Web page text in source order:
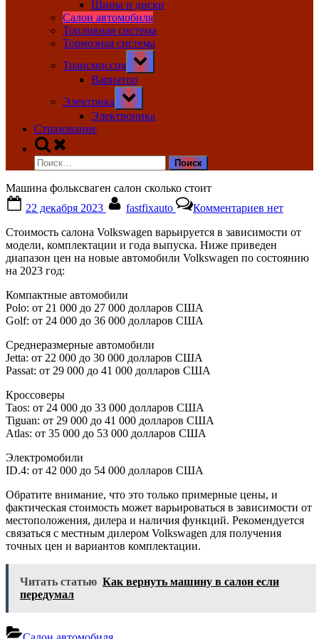
Шины и диски
Салон автомобиля
Топливная система
Тормозная система
Трансмиссия
Toggle
sub-
menu
Вариатор
Электрика
Toggle
sub-
menu
Электроника
Страхование
Toggle
search
form
Найти:
Машина фольксваген салон сколько стоит
on
22 декабря 2023 fastfixauto Комментариевзаписи
салон
сколько
нет
Стоимость салона Volkswagen варьируется в зависимости от
модели, комплектации и года выпуска. Ниже приведен
диапазон цен на новые автомобили Volkswagen по состоянию
на 2023 год:
Компактные автомобили
Polo: от 21 000 до 27 000 долларов США
Golf: от 24 000 до 36 000 долларов США
Среднеразмерные автомобили
Jetta: от 22 000 до 30 000 долларов США
Passat: от 29 000 до 41 000 долларов США
Кроссоверы
Taos: от 24 000 до 33 000 долларов США
Tiguan: от 29 000 до 41 000 долларов США
Atlas: от 35 000 до 53 000 долларов США
Электромобили
ID.4: от 42 000 до 54 000 долларов США
Обратите внимание, что это только примерные цены, и
фактическая стоимость может варьироваться в зависимости от
местоположения, дилера и наличия функций. Рекомендуется
связаться с местным дилером Volkswagen для получения
точных цен и вариантов комплектации.
Читать статью Как вернуть машину в салон если
передумал